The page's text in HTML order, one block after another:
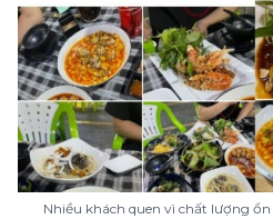
Nhiều khách quen vì chất lượng